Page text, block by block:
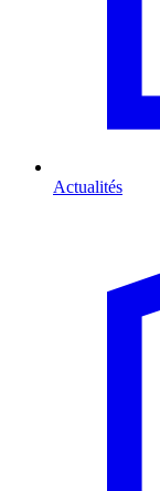
Actualités